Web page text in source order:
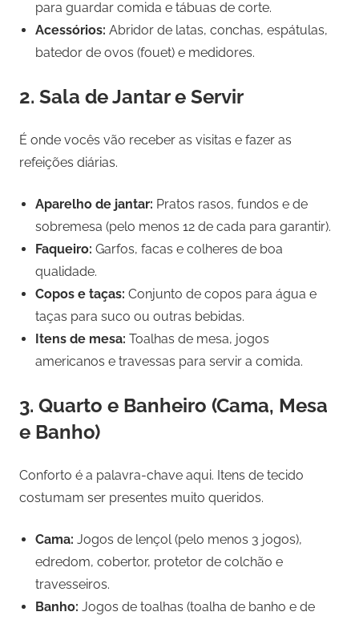
para guardar comida e tábuas de corte.
Acessórios: Abridor de latas, conchas, espátulas,
batedor de ovos (fouet) e medidores.
2. Sala de Jantar e Servir
É onde vocês vão receber as visitas e fazer as
refeições diárias.
Aparelho de jantar: Pratos rasos, fundos e de
sobremesa (pelo menos 12 de cada para garantir).
Faqueiro: Garfos, facas e colheres de boa
qualidade.
Copos e taças: Conjunto de copos para água e
taças para suco ou outras bebidas.
Itens de mesa: Toalhas de mesa, jogos
americanos e travessas para servir a comida.
3. Quarto e Banheiro (Cama, Mesa
e Banho)
Conforto é a palavra-chave aqui. Itens de tecido
costumam ser presentes muito queridos.
Cama: Jogos de lençol (pelo menos 3 jogos),
edredom, cobertor, protetor de colchão e
travesseiros.
Banho: Jogos de toalhas (toalha de banho e de